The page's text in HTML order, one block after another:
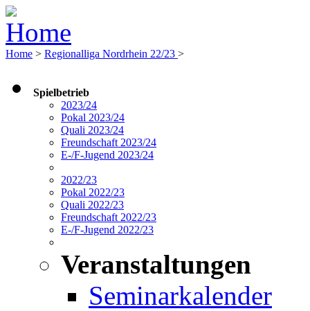
Home > Regionalliga Nordrhein 22/23 >
Spielbetrieb
2023/24
Pokal 2023/24
Quali 2023/24
Freundschaft 2023/24
E-/F-Jugend 2023/24
2022/23
Pokal 2022/23
Quali 2022/23
Freundschaft 2022/23
E-/F-Jugend 2022/23
Veranstaltungen
Seminarkalender